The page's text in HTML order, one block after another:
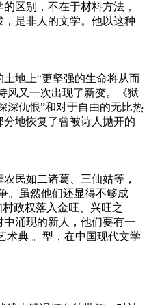
区别，不在于材料方法，
是非人的文学。他以这种
地上“更坚强的生命将从而
风又一次出现了新变。《狱
深仇恨”和对于自由的无比热
地恢复了曾被诗人抛开的
民如二诸葛、三仙姑等，
。虽然他们还显得不够成
政权落入金旺、兴旺之
涌现的新人，他们要有一
术典 。型，在中国现代文学